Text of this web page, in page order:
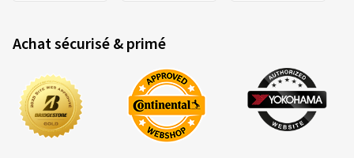
Achat sécurisé & primé